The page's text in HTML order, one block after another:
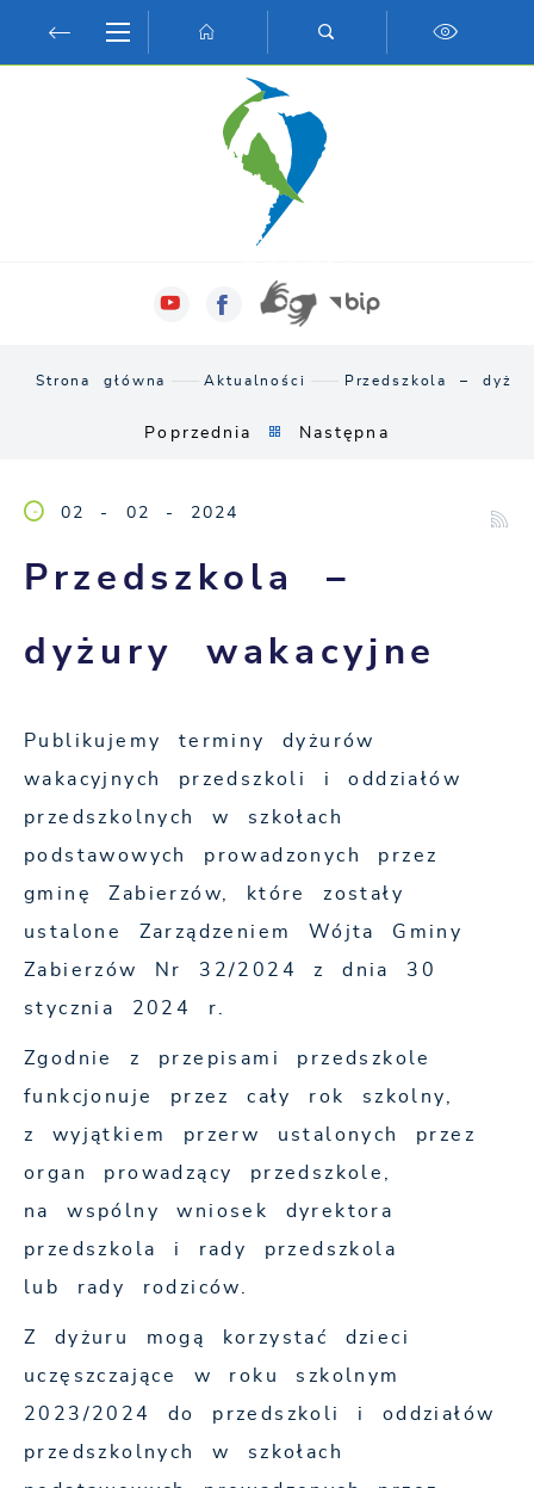
Przejdź do menu.
Przejdź do wyszukiwarki.
Przejdź do treści.
Przejdź do ustawień wielkości czcionki.
Włącz wersję kontrastową strony.
Strona główna Aktualności Przedszkola –
Poprzednia Następna
02 - 02 - 2024
Przedszkola –
dyżury wakacyjne
Publikujemy terminy dyżurów
wakacyjnych przedszkoli i oddziałów
przedszkolnych w szkołach
podstawowych prowadzonych przez
gminę Zabierzów, które zostały
ustalone Zarządzeniem Wójta Gminy
Zabierzów Nr 32/2024 z dnia 30
stycznia 2024 r.
Zgodnie z przepisami przedszkole
funkcjonuje przez cały rok szkolny,
z wyjątkiem przerw ustalonych przez
organ prowadzący przedszkole,
na wspólny wniosek dyrektora
przedszkola i rady przedszkola
lub rady rodziców.
Z dyżuru mogą korzystać dzieci
uczęszczające w roku szkolnym
2023/2024 do przedszkoli i oddziałów
przedszkolnych w szkołach